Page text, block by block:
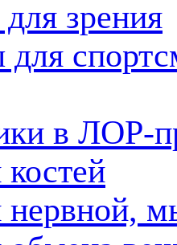
зрения
в ЛОР-